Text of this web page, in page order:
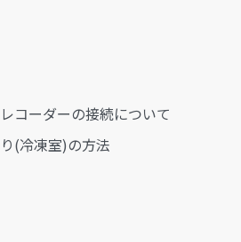
コーダーの接続について
(冷凍室)の方法